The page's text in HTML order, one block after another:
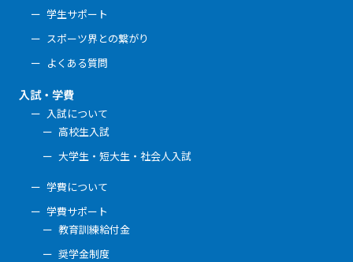
学生サポート
スポーツ界との繋がり
よくある質問
入試・学費
入試について
高校生入試
大学生・短大生・社会人入試
学費について
学費サポート
教育訓練給付金
奨学金制度